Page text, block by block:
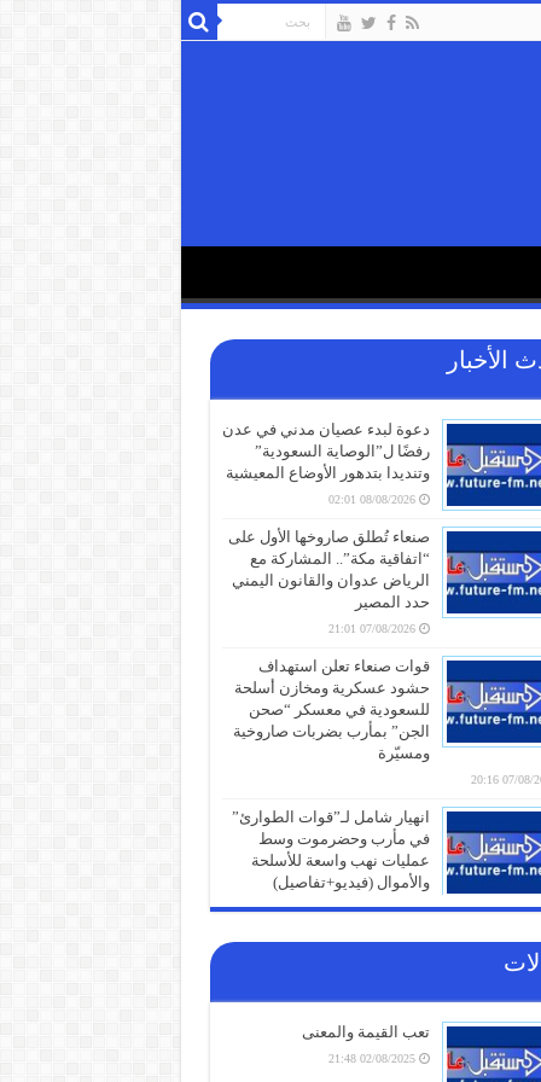
الأخبار
دعوة لبدء عصيان مدني في عدن
رفضًا ل”الوصاية السعودية”
وتنديدا بتدهور الأوضاع المعيشية
08/08/2026 02:01
صنعاء تُطلق صاروخها الأول على
“اتفاقية مكة”.. المشاركة مع
الرياض عدوان والقانون اليمني
حدد المصير
07/08/2026 21:01
قوات صنعاء تعلن استهداف
حشود عسكرية ومخازن أسلحة
للسعودية في معسكر “صحن
الجن” بمأرب بضربات صاروخية
ومسيّرة
07/08/2026
انهيار شامل لـ”قوات الطوارئ”
في مأرب وحضرموت وسط
عمليات نهب واسعة للأسلحة
والأموال (فيديو+تفاصيل)
07/08/2026 19:31
الذهب يتجاوز 4400 دولار للأونصة
كنز خفي في سلة المهملات..
تعب القيمة والمعنى
02/08/2025 21:48